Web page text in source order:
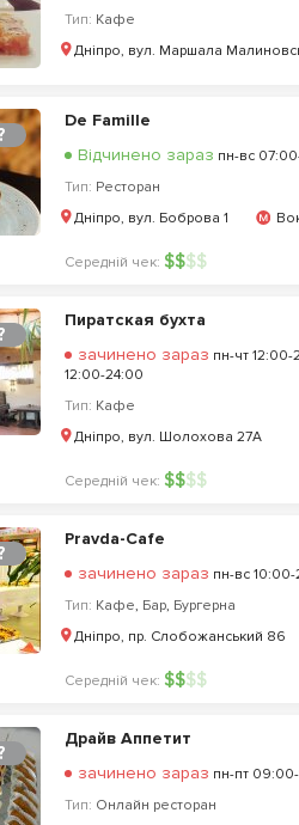
Тип: Кафе
Дніпро, вул. Маршала
De Famille
Відчинено зараз пн-вс
Тип: Ресторан
Дніпро, вул. Боброва 1
Середній чек: $$$$
Пиратская бухта
зачинено зараз пн-чт 12:00-
12:00-24:00
Тип: Кафе
Дніпро, вул. Шолохова 27А
Середній чек: $$$$
Pravda-Сafe
зачинено зараз пн-вс
Тип: Кафе, Бар, Бургерна
Дніпро, пр. Слобожанський 86
Середній чек: $$$$
Драйв Аппетит
зачинено зараз пн-пт
Тип: Онлайн ресторан